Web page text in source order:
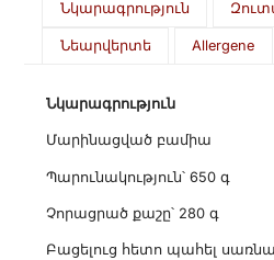
Նկարագրություն
Նեարվերտե Allergene
Նկարագրություն
Մարինացված բամիա
Պարունակություն՝ 650 գ
Չորացրած քաշը՝ 280 գ
Բացելուց հետո պահել